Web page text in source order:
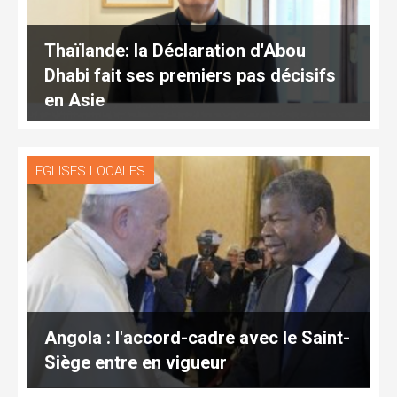
Thaïlande: la Déclaration d'Abou
Dhabi fait ses premiers pas décisifs
en Asie
EGLISES LOCALES
Angola : l'accord-cadre avec le Saint-
Siège entre en vigueur